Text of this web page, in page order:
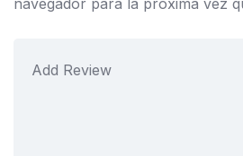
navegador para la próxima vez